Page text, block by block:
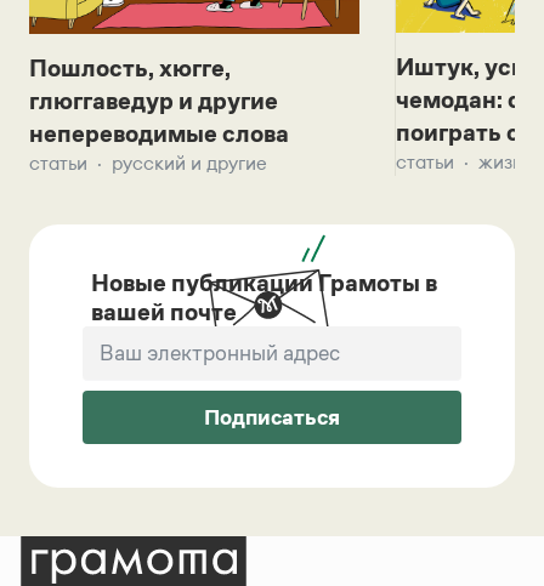
Пошлость, хюгге,
глюггаведур и другие
непереводимые слова
статьи русский и другие
Иштук,
чемодан:
поиграть с
статьи жизнь
Новые публикации Грамоты в
вашей почте
Подписаться